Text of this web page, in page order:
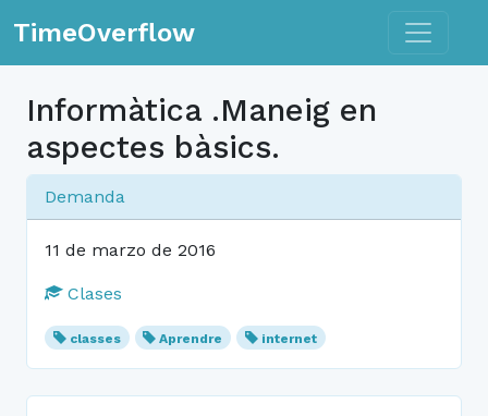
TimeOverflow Toggle
Informàtica .Maneig en
aspectes bàsics.
Demanda
11 de marzo de 2016
Clases
classes Aprendre internet